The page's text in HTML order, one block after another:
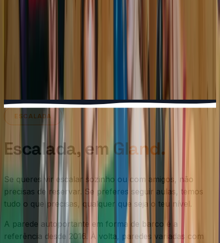
ESCALADA
Escalada, emGland.
Se queres vir escalar sozinho ou com amigos, não
precisas de reservar. Se preferes seguir aulas, temos
tudo o que precisas, qualquer que seja o teu nível.
A parede autoportante em forma de barco é a
referência desde 2016. À volta, paredes variadas com